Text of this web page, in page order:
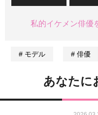
私的イケメン俳優
モデル 俳優
あなたに